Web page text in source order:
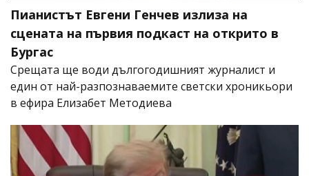
Пианистът Евгени Генчев излиза на
сцената на първия подкаст на открито в
Бургас
Срещата ще води дългогодишният журналист и
един от най-разпознаваемите светски хроникьори
в ефира Елизабет Методиева